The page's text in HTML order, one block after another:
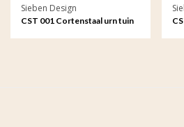
Sieben Design
CST 001 Cortenstaal urn tuin